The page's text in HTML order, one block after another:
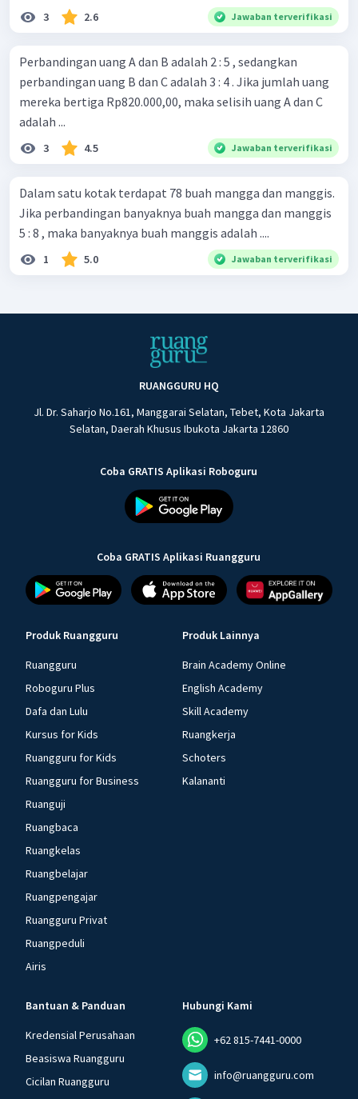
3 2.6 Jawaban terverifikasi
Perbandingan uang A dan B adalah 2 : 5 , sedangkan
perbandingan uang B dan C adalah 3 : 4 . Jika jumlah uang
mereka bertiga Rp820.000,00, maka selisih uang A dan C
adalah ...
3 4.5 Jawaban terverifikasi
Dalam satu kotak terdapat 78 buah mangga dan manggis.
Jika perbandingan banyaknya buah mangga dan manggis
5 : 8 , maka banyaknya buah manggis adalah ....
1 5.0 Jawaban terverifikasi
RUANGGURU HQ
Jl. Dr. Saharjo No.161, Manggarai Selatan, Tebet, Kota Jakarta
Selatan, Daerah Khusus Ibukota Jakarta 12860
Coba GRATIS Aplikasi Roboguru
Coba GRATIS Aplikasi Ruangguru
Produk Ruangguru
Ruangguru
Roboguru Plus
Dafa dan Lulu
Kursus for Kids
Ruangguru for Kids
Ruangguru for Business
Ruanguji
Ruangbaca
Ruangkelas
Ruangbelajar
Ruangpengajar
Ruangguru Privat
Ruangpeduli
Airis
Produk Lainnya
Brain Academy Online
English Academy
Skill Academy
Ruangkerja
Schoters
Kalananti
Bantuan & Panduan
Kredensial Perusahaan
Beasiswa Ruangguru
Cicilan Ruangguru
Hubungi Kami
+62 815-7441-0000
info@ruangguru.com